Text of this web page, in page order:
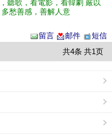
聽歌，看電影，看韓劇 嚴以
愁善感，善解人意
留言 邮件
短信
共4条 共1页